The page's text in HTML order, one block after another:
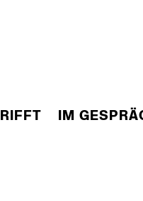
IM